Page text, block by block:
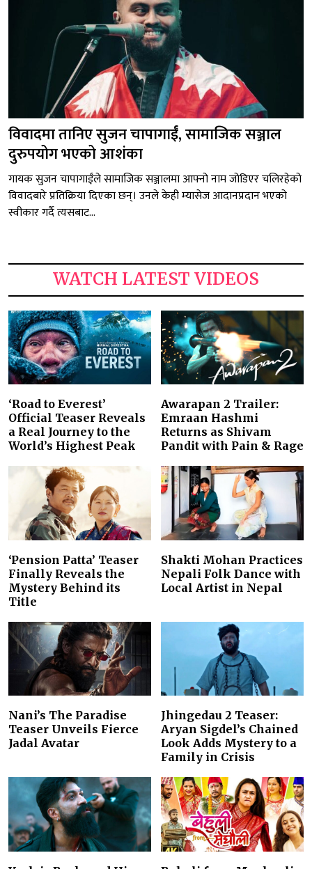
विवादमा तानिए सुजन चापागाईं, सामाजिक सञ्जाल
दुरुपयोग भएको आशंका
गायक सुजन चापागाईंले सामाजिक सञ्जालमा आफ्नो नाम जोडिएर चलिरहेको
विवादबारे प्रतिक्रिया दिएका छन्। उनले केही म्यासेज आदानप्रदान भएको
स्वीकार गर्दै त्यसबाट...
WATCH LATEST VIDEOS
‘Road to Everest’
Official Teaser Reveals
a Real Journey to the
World’s Highest Peak
Awarapan 2 Trailer:
Emraan Hashmi
Returns as Shivam
Pandit with Pain & Rage
‘Pension Patta’ Teaser
Finally Reveals the
Mystery Behind its
Title
Shakti Mohan Practices
Nepali Folk Dance with
Local Artist in Nepal
Nani’s The Paradise
Teaser Unveils Fierce
Jadal Avatar
Jhingedau 2 Teaser:
Aryan Sigdel’s Chained
Look Adds Mystery to a
Family in Crisis